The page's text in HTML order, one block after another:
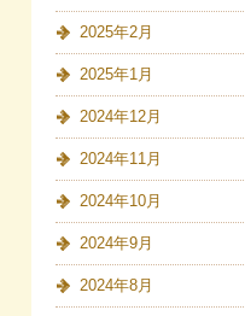
2025年2月
2025年1月
2024年12月
2024年11月
2024年10月
2024年9月
2024年8月